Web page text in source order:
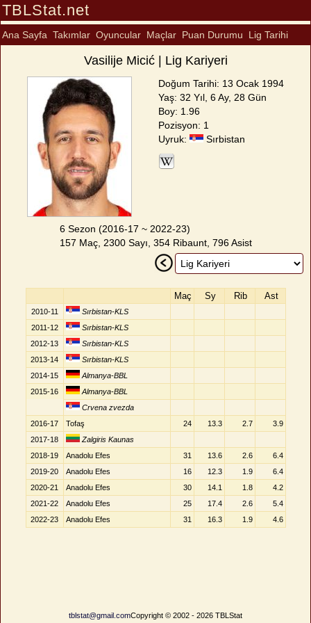
TBLStat.net
Ana Sayfa Takımlar Oyuncular Maçlar Puan Durumu Lig Tarihi
Vasilije Micić | Lig Kariyeri
Doğum Tarihi: 13 Ocak 1994
Yaş: 32 Yıl, 6 Ay, 28 Gün
Boy: 1.96
Pozisyon: 1
Uyruk:
Sırbistan
6 Sezon (2016-17 ~ 2022-23)
157 Maç, 2300 Sayı, 354 Ribaunt, 796 Asist
Maç Sy Rib Ast
2010-11
Sırbistan-KLS
2011-12
Sırbistan-KLS
2012-13
Sırbistan-KLS
2013-14
Sırbistan-KLS
2014-15
Almanya-BBL
2015-16
Almanya-BBL
Crvena zvezda
2016-17
Tofaş 24 13.3 2.7
3.9
2017-18
Zalgiris Kaunas
2018-19
Anadolu Efes 31 13.6 2.6
6.4
2019-20
Anadolu Efes 16 12.3 1.9
6.4
2020-21
Anadolu Efes 30 14.1 1.8
4.2
2021-22
Anadolu Efes 25 17.4 2.6
5.4
2022-23
Anadolu Efes 31 16.3 1.9 4.6
tblstat@gmail.comCopyright © 2002 - 2026 TBLStat